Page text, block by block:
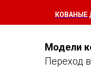
КОВАНЫЕ
Модели
Переход